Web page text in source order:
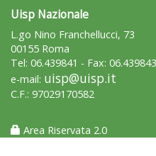
Tiziano Pesce a Radio
Uisp Nazionale
L.go Nino Franchellucci, 73
00155 Roma
Tel: 06.439841 - Fax:
e-mail: uisp@uisp.it
C.F.: 97029170582
Area Riservata 2.0